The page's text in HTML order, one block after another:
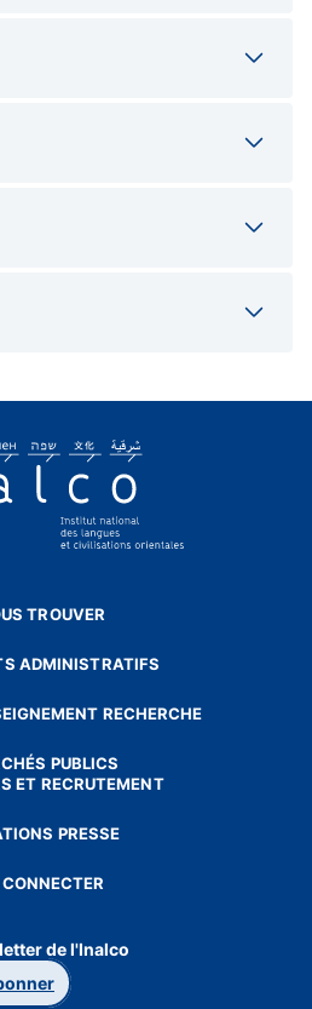
TROUVER
ADMINISTRATIFS
RECHERCHE
PUBLICS
ET RECRUTEMENT
PRESSE
de l'Inalco